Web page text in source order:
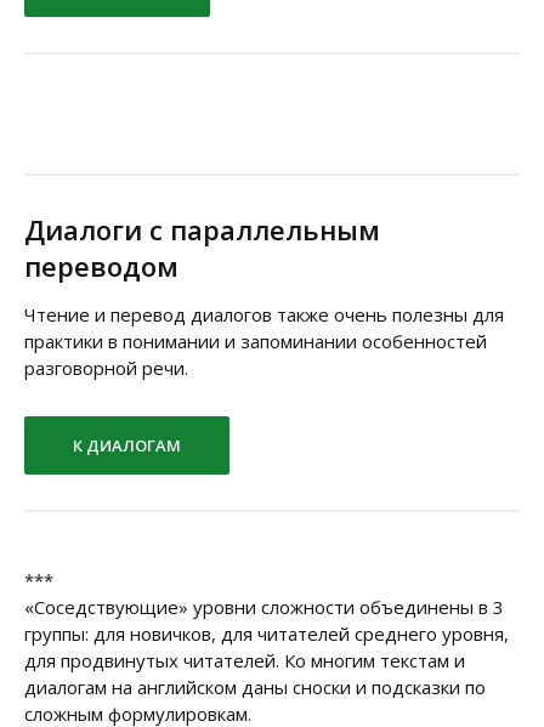
Диалоги с параллельным
переводом
Чтение и перевод диалогов также очень полезны для
практики в понимании и запоминании особенностей
разговорной речи.
К ДИАЛОГАМ
***
«Соседствующие» уровни сложности объединены в 3
группы: для новичков, для читателей среднего уровня,
для продвинутых читателей. Ко многим текстам и
диалогам на английском даны сноски и подсказки по
сложным формулировкам.